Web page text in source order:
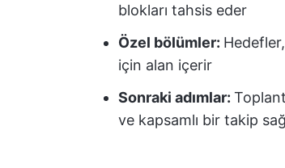
blokları tahsis eder
Özel bölümler:
için alan içerir
Sonraki adımlar:
ve kapsamlı bir takip